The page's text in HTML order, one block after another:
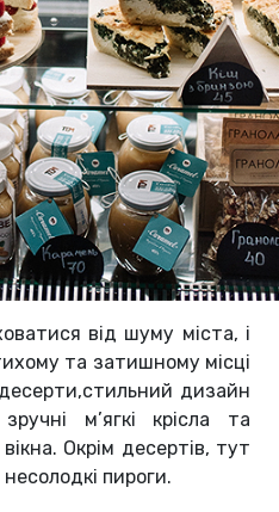
від шуму міста, і
та затишному місці
дизайн
м’ягкі крісла та
Окрім десертів, тут
пироги.